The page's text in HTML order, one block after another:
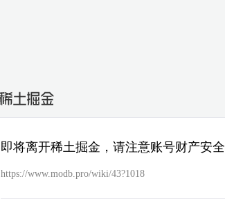
即将离开稀土掘金，请注意账号财产安全
https://www.modb.pro/wiki/43?1018